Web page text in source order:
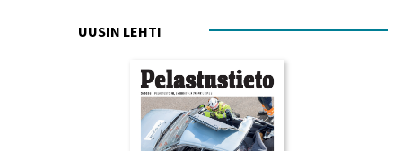
UUSIN LEHTI